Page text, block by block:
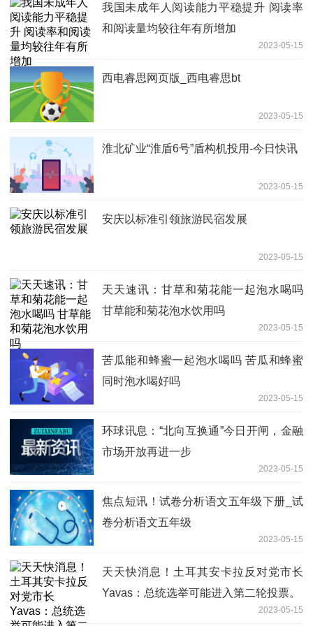
我国未成年人阅读能力平稳提升 阅读率
和阅读量均较往年有所增加
2023-05-15
西电睿思网页版_西电睿思bt
2023-05-15
淮北矿业“淮盾6号”盾构机投用-今日快讯
2023-05-15
安庆以标准引领旅游民宿发展
2023-05-15
天天速讯：甘草和菊花能一起泡水喝吗
甘草能和菊花泡水饮用吗
2023-05-15
苦瓜能和蜂蜜一起泡水喝吗 苦瓜和蜂蜜
同时泡水喝好吗
2023-05-15
环球讯息：“北向互换通”今日开闸，金融
市场开放再进一步
2023-05-15
焦点短讯！试卷分析语文五年级下册_试
卷分析语文五年级
2023-05-15
天天快消息！土耳其安卡拉反对党市长
Yavas：总统选举可能进入第二轮投票。
2023-05-15